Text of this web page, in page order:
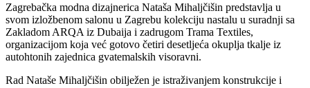
Zagrebačka modna dizajnerica Nataša Mihaljčišin predstavlja u
svom izložbenom salonu u Zagrebu kolekciju nastalu u suradnji sa
Zakladom ARQA iz Dubaija i zadrugom Trama Textiles,
organizacijom koja već gotovo četiri desetljeća okuplja tkalje iz
autohtonih zajednica gvatemalskih visoravni.
Rad Nataše Mihaljčišin obilježen je istraživanjem konstrukcije i